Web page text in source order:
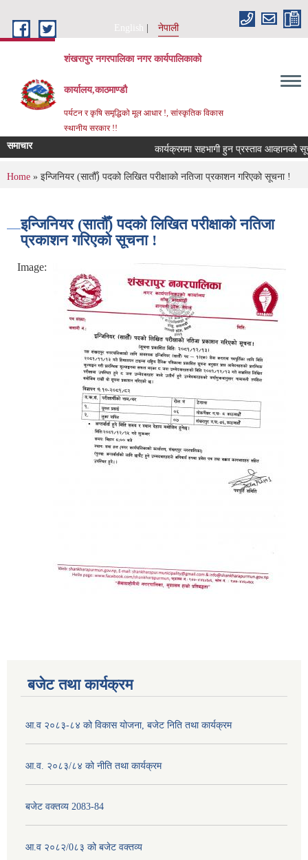
English
नेपाली
शंखरापुर नगरपालिका नगर कार्यपालिकाको
कार्यालय,काठमाण्डौ
पर्यटन र कृषि समृद्धिको मूल आधार !, सांस्कृतिक विकास
स्थानीय सरकार !!
समाचार कार्यक्रममा सहभागी हुन प्रस्ताव आव्हानको
You are here
Home » इन्जिनियर (सातौँ) पदको लिखित परीक्षाको नतिजा प्रकाशन गरिएको सूचना !
इन्जिनियर (सातौँ) पदको लिखित परीक्षाको नतिजा
प्रकाशन गरिएको सूचना !
Image:
बजेट तथा कार्यक्रम
आ.व २०८३-८४ को विकास योजना, बजेट निति तथा कार्यक्रम
आ.व. २०८३/८४ को नीति तथा कार्यक्रम
बजेट वक्तव्य 2083-84
आ.व २०८२/0८३ को बजेट वक्तव्य